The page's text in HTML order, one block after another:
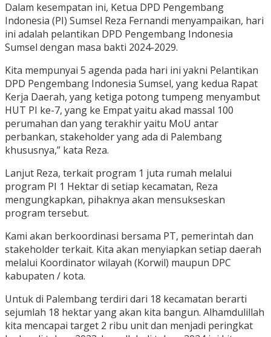
Dalam kesempatan ini, Ketua DPD Pengembang
Indonesia (PI) Sumsel Reza Fernandi menyampaikan, hari
ini adalah pelantikan DPD Pengembang Indonesia
Sumsel dengan masa bakti 2024-2029.
Kita mempunyai 5 agenda pada hari ini yakni Pelantikan
DPD Pengembang Indonesia Sumsel, yang kedua Rapat
Kerja Daerah, yang ketiga potong tumpeng menyambut
HUT PI ke-7, yang ke Empat yaitu akad massal 100
perumahan dan yang terakhir yaitu MoU antar
perbankan, stakeholder yang ada di Palembang
khususnya,” kata Reza.
Lanjut Reza, terkait program 1 juta rumah melalui
program PI 1 Hektar di setiap kecamatan, Reza
mengungkapkan, pihaknya akan mensukseskan
program tersebut.
Kami akan berkoordinasi bersama PT, pemerintah dan
stakeholder terkait. Kita akan menyiapkan setiap daerah
melalui Koordinator wilayah (Korwil) maupun DPC
kabupaten / kota.
Untuk di Palembang terdiri dari 18 kecamatan berarti
sejumlah 18 hektar yang akan kita bangun. Alhamdulillah
kita mencapai target 2 ribu unit dan menjadi peringkat